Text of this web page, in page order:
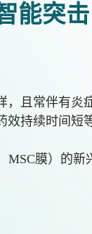
能突
且常伴有炎
持续时间短
MSC膜）的